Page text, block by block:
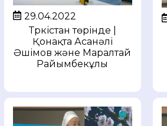
29.04.2022
Түркістан төрінде |
Қонақта Асанәлі
Әшімов және Маралтай
Райымбекұлы